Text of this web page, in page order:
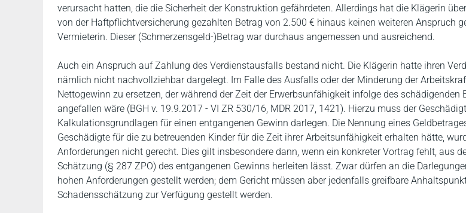
verursacht hatten, die die Sicherheit der Konstruktion gefährdeten. Allerdings hat die Klägerin
von der Haftpflichtversicherung gezahlten Betrag von 2.500 € hinaus keinen weiteren Anspruch
Vermieterin. Dieser (Schmerzensgeld-)Betrag war durchaus angemessen und ausreichend.
Auch ein Anspruch auf Zahlung des Verdienstausfalls bestand nicht. Die Klägerin hatte ihren
nämlich nicht nachvollziehbar dargelegt. Im Falle des Ausfalls oder der Minderung der
Nettogewinn zu ersetzen, der während der Zeit der Erwerbsunfähigkeit infolge des schädigenden
angefallen wäre (BGH v. 19.9.2017 - VI ZR 530/16, MDR 2017, 1421). Hierzu muss der
Kalkulationsgrundlagen für einen entgangenen Gewinn darlegen. Die Nennung eines
Geschädigte für die zu betreuenden Kinder für die Zeit ihrer Arbeitsunfähigkeit erhalten hätte,
Anforderungen nicht gerecht. Dies gilt insbesondere dann, wenn ein konkreter Vortrag fehlt, aus
Schätzung (§ 287 ZPO) des entgangenen Gewinns herleiten lässt. Zwar dürfen an die
hohen Anforderungen gestellt werden; dem Gericht müssen aber jedenfalls greifbare
Schadensschätzung zur Verfügung gestellt werden.